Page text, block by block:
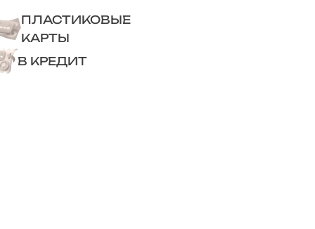
ПЛАСТИКОВЫЕ
КАРТЫ
В КРЕДИТ